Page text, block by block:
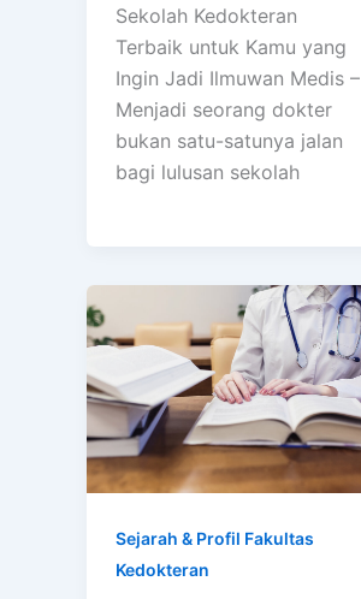
Sekolah Kedokteran
Terbaik untuk Kamu yang
Ingin Jadi Ilmuwan Medis –
Menjadi seorang dokter
bukan satu-satunya jalan
bagi lulusan sekolah
Sejarah & Profil Fakultas
Kedokteran